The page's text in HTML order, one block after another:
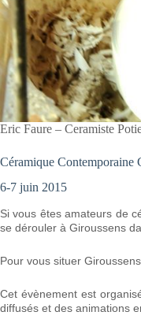
Eric Faure – Ceramiste
Céramique Contemporaine
6-7 juin 2015
Si vous êtes amateurs de
se dérouler à Giroussens
Pour vous situer
Cet évènement est
diffusés et des animations